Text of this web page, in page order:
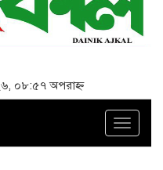
০৮:৫৭ অপরাহ্ন
Toggle